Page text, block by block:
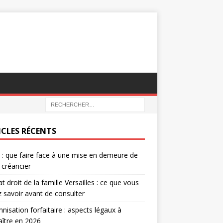
RÉCENTS
: que faire face à une mise en demeure de
droit de la famille Versailles : ce que vous
savoir avant de consulter
forfaitaire : aspects légaux à
en 2026